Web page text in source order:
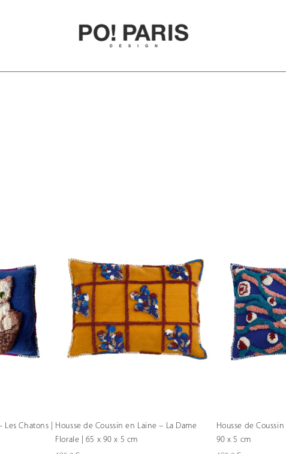
Chatons |
Housse de Coussin en Laine – La Dame
Florale | 65 x 90 x 5 cm
Housse de
90 x 5 cm